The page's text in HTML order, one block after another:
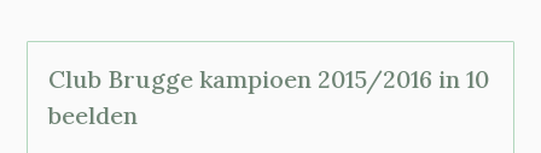
Club Brugge kampioen 2015/2016 in 10
beelden